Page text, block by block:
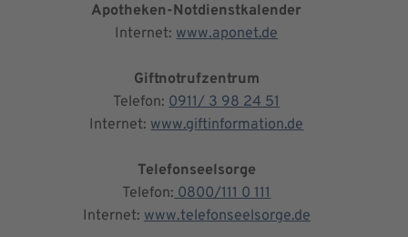
Apotheken-Notdienstkalender
Internet: www.aponet.de
Giftnotrufzentrum
Telefon: 0911/ 3 98 24 51
Internet: www.giftinformation.de
Telefonseelsorge
Telefon: 0800/111 0 111
Internet: www.telefonseelsorge.de